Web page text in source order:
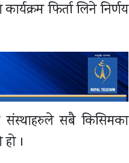
फिर्ता लिने निर्णय
संस्थाहरुले सबै किसिमका
।